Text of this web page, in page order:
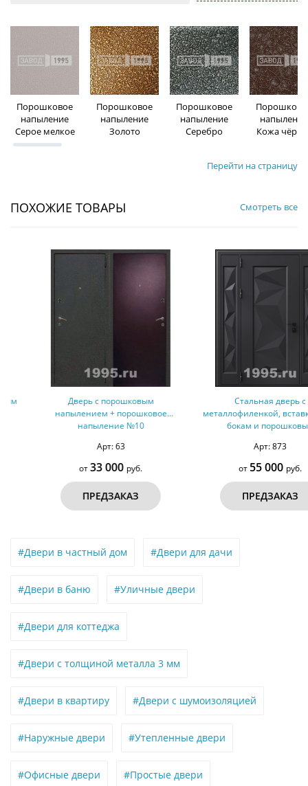
Порошковое
напыление
Серое мелкое
Порошковое
напыление
Золото
Порошковое
напыление
Серебро
напыление
Кожа
Перейти на страницу
ПОХОЖИЕ ТОВАРЫ Смотреть все
Дверь с порошковым
напылением + порошковое
напыление №10
33 000руб.
ПРЕДЗАКАЗ
Стальная дверь с
металлофиленкой, вставками по
бокам и порошковым
Арт: 873
55 000руб.
ПРЕДЗАКАЗ
#Двери в частный дом #Двери для дачи
#Двери в баню #Уличные двери
#Двери для коттеджа
#Двери с толщиной металла 3 мм
#Двери в квартиру #Двери с шумоизоляцией
#Наружные двери #Утепленные двери
#Офисные двери #Простые двери